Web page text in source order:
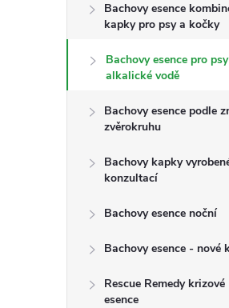
n
n
Bachovy esence
kapky pro psy a kočky
Bachovy esence pro
alkalické vodě
Bachovy esence podle
zvěrokruhu
Bachovy kapky
konzultací
Bachovy esence noční
Bachovy esence - nové
Rescue Remedy
esence